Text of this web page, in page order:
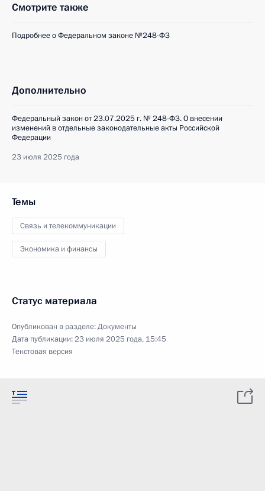
Смотрите также
Подробнее о Федеральном законе №248-ФЗ
Дополнительно
Федеральный закон от 23.07.2025 г. № 248-ФЗ. О внесении
изменений в отдельные законодательные акты Российской
Федерации
23 июля 2025 года
Темы
Связь и телекоммуникации
Экономика и финансы
Статус материала
Опубликован в разделе:Документы
Дата публикации:23 июля 2025 года, 15:45
Текстовая версия